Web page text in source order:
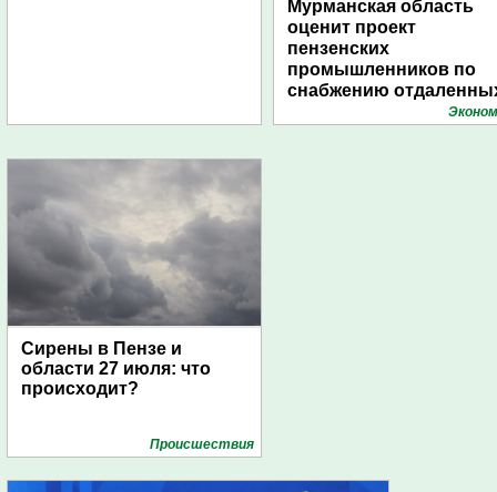
Мурманская область
оценит проект
пензенских
промышленников по
снабжению
поселений с помощью
Сирены в Пензе и
области 27 июля: что
происходит?
Проиcшествия